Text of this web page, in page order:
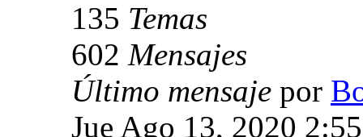
135 Temas
602 Mensajes
Último mensaje por
Jue Ago 13, 2020